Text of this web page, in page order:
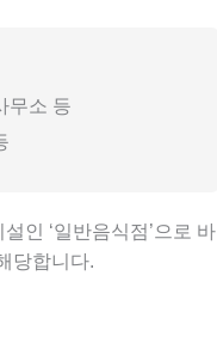
무소 등
인 ‘일반음식점’으로 바
당합니다.